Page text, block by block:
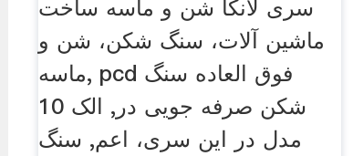
سری لانکا شن و ماسه ساخت
ماشین آلات، سنگ شکن، شن و
ماسه, pcd فوق العاده سنگ
شکن صرفه جویی در, الک 10
مدل در این سری، اعم, سنگ